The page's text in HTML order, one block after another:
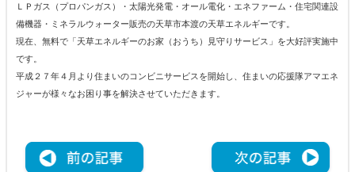
ＬＰガス（プロパンガス）・太陽光発電・オール電化・エネファーム・住宅関連設
備機器・ミネラルウォーター販売の天草市本渡の天草エネルギーです。
現在、無料で「天草エネルギーのお家（おうち）見守りサービス」を大好評実施中
です。
平成２７年４月より住まいのコンビニサービスを開始し、住まいの応援隊アマエネ
ジャーが様々なお困り事を解決させていただきます。